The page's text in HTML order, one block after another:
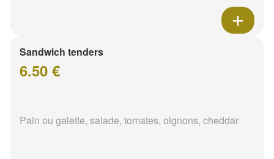
Sandwich tenders
6.50 €
Pain ou galette, salade, tomates, oignons, cheddar